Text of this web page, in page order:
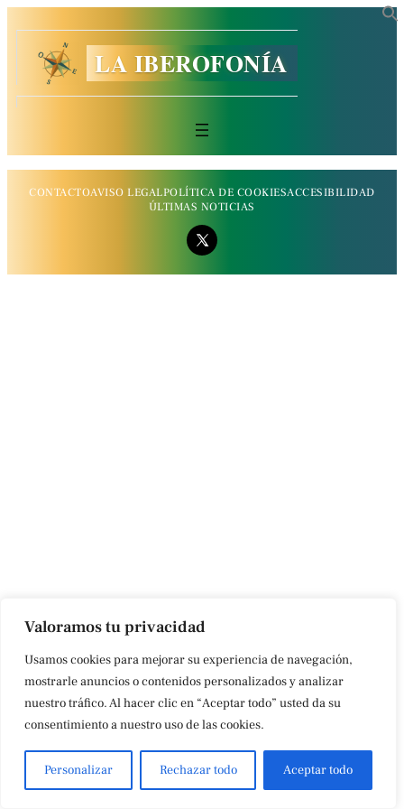
Valoramos tu privacidad
Usamos cookies para mejorar su experiencia de navegación,
mostrarle anuncios o contenidos personalizados y analizar
nuestro tráfico. Al hacer clic en “Aceptar todo” usted da su
consentimiento a nuestro uso de las cookies.
Personalizar Rechazar todo Aceptar todo
LA IBEROFONÍA
CONTACTOAVISO LEGALPOLÍTICA DE COOKIESACCESIBILIDAD
ÚLTIMAS NOTICIAS